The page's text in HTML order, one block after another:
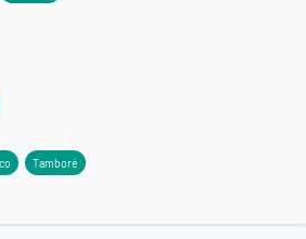
Tamboré